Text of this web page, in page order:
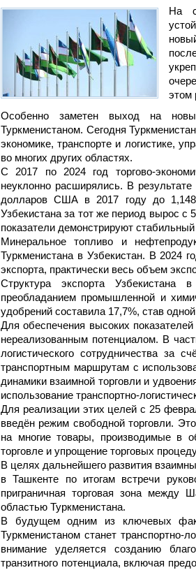
На
этом
Особенно заметен выход на
Туркменистаном. Сегодня
экономике, транспорте и логистике,
во многих других областях.
С 2017 по 2024 год торгово-
неуклонно расширялись. В
долларов США в 2017 году до
Узбекистана за тот же период вырос
показатели демонстрируют
Минеральное топливо и
Туркменистана в Узбекистан. В 2024
экспорта, практически весь объем
Структура экспорта Узбекистана
преобладанием промышленной и
удобрений составила 17,7%, став
Для обеспечения высоких
нереализованным потенциалом. В
логистического сотрудничества за
транспортным маршрутам с
динамики взаимной торговли и
использование транспортно-
Для реализации этих целей с 25
введён режим свободной торговли.
на многие товары, производимые в
торговле и упрощение торговых
В целях дальнейшего развития
в Ташкенте по итогам встречи
приграничная торговая зона между
областью Туркменистана.
В будущем одним из ключевых
Туркменистаном станет транспортно-
внимание уделяется созданию
транзитного потенциала, включая